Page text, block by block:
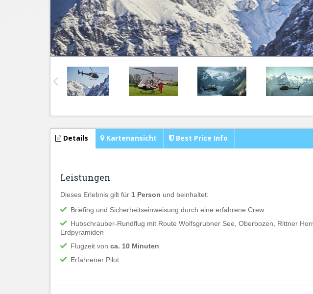
Details Kartenansicht Best Price Info
Leistungen
Dieses Erlebnis gilt für 1 Person und beinhaltet:
Briefing und Sicherheitseinweisung durch eine erfahrene Crew
Hubschrauber-Rundflug mit Route Wolfsgrubner See, Oberbozen, Rittner
Erdpyramiden
Flugzeit von ca. 10 Minuten
Erfahrener Pilot